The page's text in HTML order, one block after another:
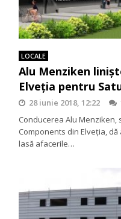
LOCALE
Alu Menziken
Elveţia pentru
28 iunie 2018, 12:22
Conducerea Alu
Components din Elveția,
lasă afacerile…